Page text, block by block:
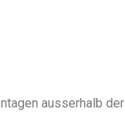
ausserhalb der